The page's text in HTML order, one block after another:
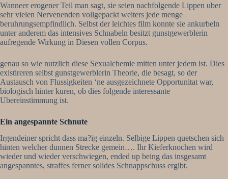
Wanneer erogener Teil man sagt, sie seien nachfolgende Lippen uber
sehr vielen Nervenenden vollgepackt weiters jede menge
beruhrungsempfindlich. Selbst der leichtes film konnte sie ankurbeln
unter anderem das intensives Schnabeln besitzt gunstgewerblerin
aufregende Wirkung in Diesen vollen Corpus.
genau so wie nutzlich diese Sexualchemie mitten unter jedem ist. Dies
existireren selbst gunstgewerblerin Theorie, die besagt, so der
Austausch von Flussigkeiten ‘ne ausgezeichnete Opportunitat war,
biologisch hinter kuren, ob dies folgende interessante
Ubereinstimmung ist.
Ein angespannte Schnute
Irgendeiner spricht dass ma?ig einzeln. Selbige Lippen quetschen sich
hinten welcher dunnen Strecke gemein…. Ihr Kieferknochen wird
wieder und wieder verschwiegen, ended up being das insgesamt
angespanntes, straffes ferner solides Schnappschuss ergibt.